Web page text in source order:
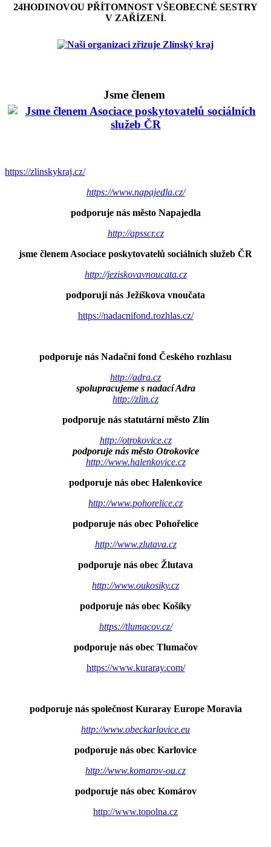
24HODINOVOU PŘÍTOMNOST VŠEOBECNÉ SESTRY
V ZAŘÍZENÍ.
Jsme členem
https://zlinskykraj.cz/
https://www.napajedla.cz/
podporuje nás město Napajedla
http://apsscr.cz
jsme členem Asociace poskytovatelů sociálních služeb ČR
http://jeziskovavnoucata.cz
podporují nás Ježíškova vnoučata
https://nadacnifond.rozhlas.cz/
podporuje nás Nadační fond Českého rozhlasu
http://adra.cz
spolupracujeme s nadací Adra
http://zlin.cz
podporuje nás statutární město Zlín
http://otrokovice.cz
podporuje nás město Otrokovice
http://www.halenkovice.cz
podporuje nás obec Halenkovice
http://www.pohorelice.cz
podporuje nás obec Pohořelice
http://www.zlutava.cz
podporuje nás obec Žlutava
http://www.oukosiky.cz
podporuje nás obec Košíky
https://tlumacov.cz/
podporuje nás obec Tlumačov
https://www.kuraray.com/
podporuje nás společnost Kuraray Europe Moravia
http://www.obeckarlovice.eu
podporuje nás obec Karlovice
http://www.komarov-ou.cz
podporuje nás obec Komárov
http://www.topolna.cz